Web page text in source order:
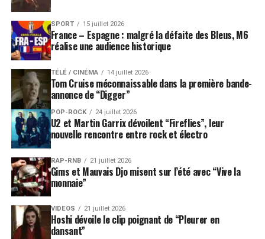
SPORT 15 juillet 2026
France – Espagne : malgré la défaite des Bleus, M6
réalise une audience historique
TÉLÉ / CINÉMA 14 juillet 2026
Tom Cruise méconnaissable dans la première bande-
annonce de “Digger”
POP-ROCK 24 juillet 2026
U2 et Martin Garrix dévoilent “Fireflies”, leur
nouvelle rencontre entre rock et électro
RAP-RNB 21 juillet 2026
Gims et Mauvais Djo misent sur l’été avec “Vive la
monnaie”
VIDEOS 21 juillet 2026
Hoshi dévoile le clip poignant de “Pleurer en
dansant”